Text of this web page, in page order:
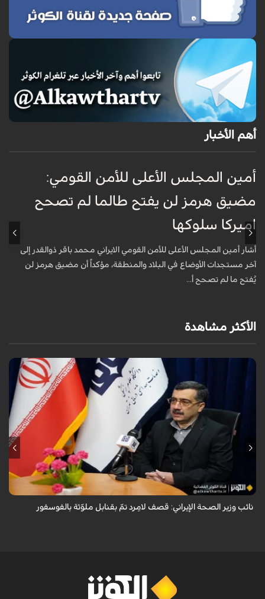
أهم الأخبار
أمين المجلس الأعلى للأمن القومي:
مضيق هرمز لن يفتح طالما لم تصحح
اميركا سلوكها
أشار أمين المجلس الأعلى للأمن القومي الايراني محمد باقر ذوالقدر إلى
آخر مستجدات الأوضاع في البلاد والمنطقة، مؤكداً أن مضيق هرمز لن
يُفتح ما لم تصحح أ...
الأكثر مشاهدة
قال معاون وزير الصحة الإيراني لشؤون البحوث والتكنولوجيا، شاهين آخوندزاده،
إن التحقيقات التي أجرتها وزارة الصحة بشأن قصف مدينة لامِرد في محافظة
نائب وزير الصحة الإيراني: قصف لامِرد تمّ بقنابل ملوّثة بالفوسفور